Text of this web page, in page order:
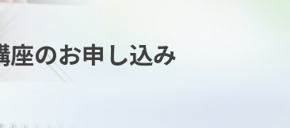
座のお申し込み